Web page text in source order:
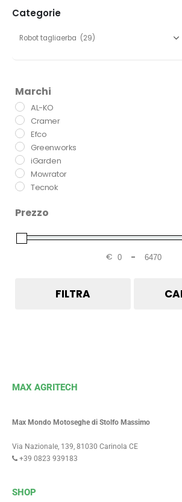
Categorie
Marchi
AL-KO
Cramer
Efco
Greenworks
iGarden
Mowrator
Tecnok
Prezzo
€ Minimum
- Maximum
FILTRA
MAX AGRITECH
Max Mondo Motoseghe di Stolfo Massimo
Via Nazionale, 139, 81030 Carinola CE
+39 0823 939183
SHOP